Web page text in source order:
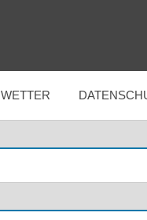
WETTER